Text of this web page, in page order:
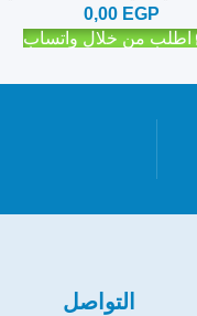
0,00 EGP
اطلب من خلال واتساب
التواصل